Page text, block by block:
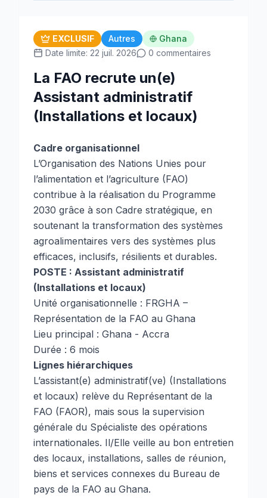
EXCLUSIF Autres
Ghana
Date limite: 22 juil. 2026
0 commentaires
La FAO recrute un(e)
Assistant administratif
(Installations et locaux)
Cadre organisationnel
L’Organisation des Nations Unies pour
l’alimentation et l’agriculture (FAO)
contribue à la réalisation du Programme
2030 grâce à son Cadre stratégique, en
soutenant la transformation des systèmes
agroalimentaires vers des systèmes plus
efficaces, inclusifs, résilients et durables.
POSTE : Assistant administratif
(Installations et locaux)
Unité organisationnelle : FRGHA –
Représentation de la FAO au Ghana
Lieu principal : Ghana - Accra
Durée : 6 mois
Lignes hiérarchiques
L’assistant(e) administratif(ve) (Installations
et locaux) relève du Représentant de la
FAO (FAOR), mais sous la supervision
générale du Spécialiste des opérations
internationales. Il/Elle veille au bon entretien
des locaux, installations, salles de réunion,
biens et services connexes du Bureau de
pays de la FAO au Ghana.